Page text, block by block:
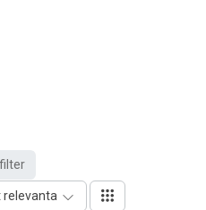
relevanta